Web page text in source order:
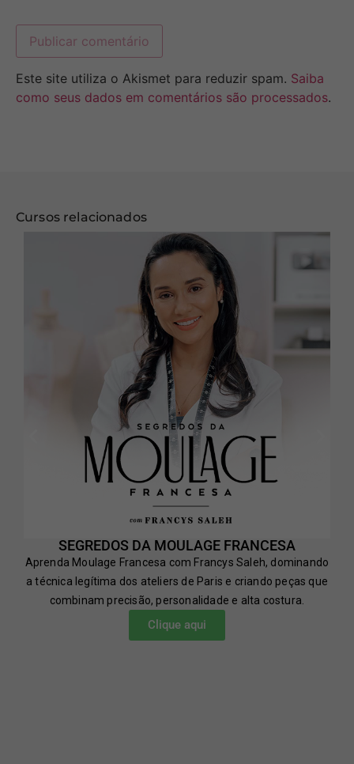
Este site utiliza o Akismet para reduzir spam. Saiba
como seus dados em comentários são processados.
Cursos relacionados
SEGREDOS DA MOULAGE FRANCESA
Aprenda Moulage Francesa com Francys Saleh, dominando
a técnica legítima dos ateliers de Paris e criando peças que
combinam precisão, personalidade e alta costura.
Clique aqui